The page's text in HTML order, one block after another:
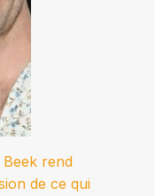
rend
de ce qui